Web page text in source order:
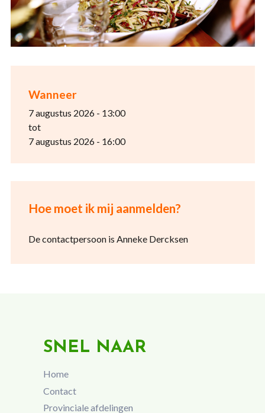
Wanneer
7 augustus 2026 - 13:00
tot
7 augustus 2026 - 16:00
Hoe moet ik mij aanmelden?
De contactpersoon is Anneke Dercksen
SNEL NAAR
Home
Contact
Provinciale afdelingen